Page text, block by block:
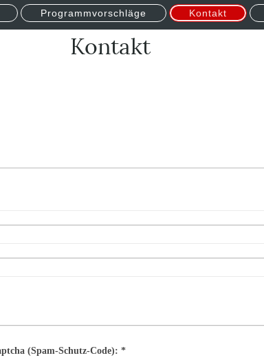
Programmvorschläge Kontakt
Kontakt
Captcha (Spam-Schutz-Code): *